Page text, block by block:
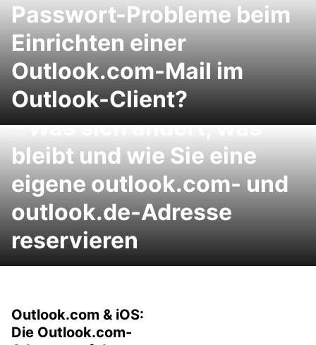
Passwort-Probleme beim
Einrichten einer
Outlook.com-Mail im
Outlook-Client?
Hotmail wird Outlook.com
– Was sich ändert, was
bleibt und wie Sie eine
eigene outlook.com- und
outlook.de-Adresse
reservieren
Outlook.com & iOS:
Die Outlook.com-